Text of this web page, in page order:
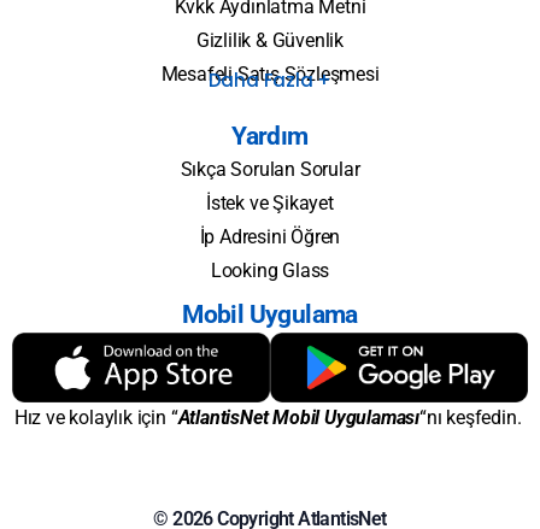
Kvkk Aydınlatma Metni
Gizlilik & Güvenlik
Mesafeli Satış Sözleşmesi
Daha Fazla +
Yardım
Sıkça Sorulan Sorular
İstek ve Şikayet
İp Adresini Öğren
Looking Glass
Mobil Uygulama
Hız ve kolaylık için “AtlantisNet Mobil Uygulaması“nı keşfedin.
© 2026 Copyright AtlantisNet